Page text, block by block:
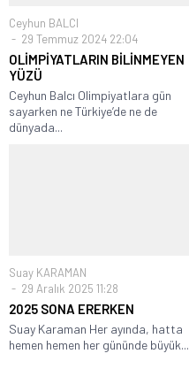
Ceyhun BALCI
29 Temmuz 2024 22:04
OLİMPİYATLARIN BİLİNMEYEN
YÜZÜ
Ceyhun Balcı Olimpiyatlara gün
sayarken ne Türkiye’de ne de
dünyada...
Suay KARAMAN
29 Aralık 2025 11:28
2025 SONA ERERKEN
Suay Karaman Her ayında, hatta
hemen hemen her gününde büyük...